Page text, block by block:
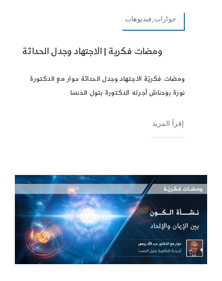
حوارات,فيديوهات
ومضات فكرية | الاجتهاد وجدل الحداثة
ومضات فكريّة الاجتهاد وجدل الحداثة حوار مع الدكتورة
نورة بوحناش أجرته الدكتورة بتول الخنسا
إقرأ المزيد